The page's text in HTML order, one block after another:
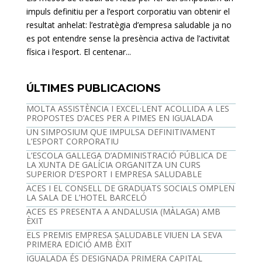
impuls definitiu per a l’esport corporatiu van obtenir el
resultat anhelat: l’estratègia d’empresa saludable ja no
es pot entendre sense la presència activa de l’activitat
física i l’esport. El centenar...
ÚLTIMES PUBLICACIONS
MOLTA ASSISTÈNCIA I EXCEL·LENT ACOLLIDA A LES
PROPOSTES D’ACES PER A PIMES EN IGUALADA
UN SIMPOSIUM QUE IMPULSA DEFINITIVAMENT
L’ESPORT CORPORATIU
L’ESCOLA GALLEGA D’ADMINISTRACIÓ PÚBLICA DE
LA XUNTA DE GALÍCIA ORGANITZA UN CURS
SUPERIOR D’ESPORT I EMPRESA SALUDABLE
ACES I EL CONSELL DE GRADUATS SOCIALS OMPLEN
LA SALA DE L’HOTEL BARCELÓ
ACES ES PRESENTA A ANDALUSIA (MÀLAGA) AMB
ÈXIT
ELS PREMIS EMPRESA SALUDABLE VIUEN LA SEVA
PRIMERA EDICIÓ AMB ÈXIT
IGUALADA ÉS DESIGNADA PRIMERA CAPITAL